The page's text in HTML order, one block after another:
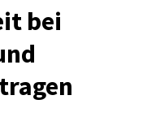
bei